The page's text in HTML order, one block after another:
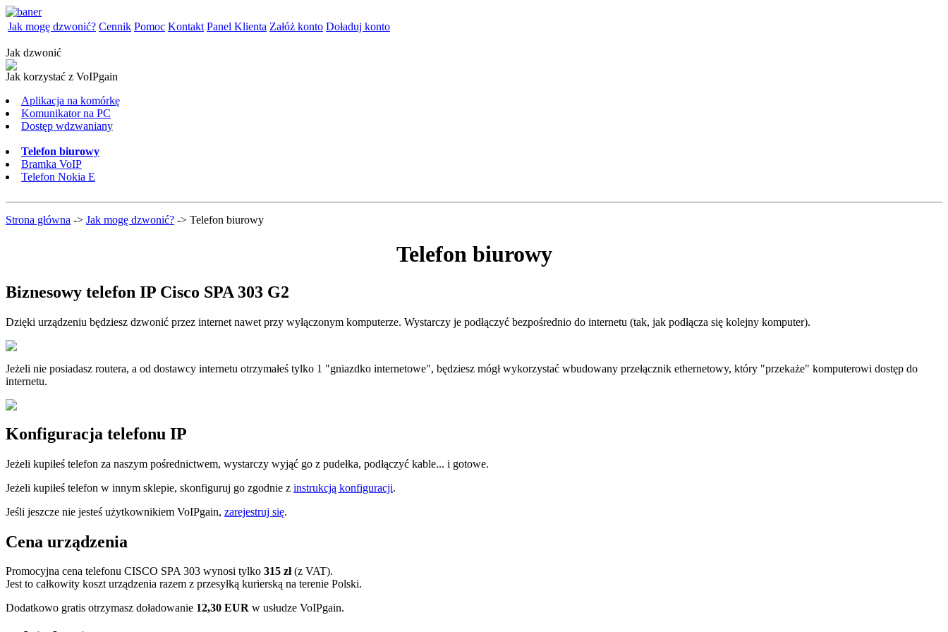
Jak mogę dzwonić? Cennik Pomoc Kontakt Panel Klienta Załóż konto Doładuj konto
Jak dzwonić
Jak korzystać z VoIPgain
Aplikacja na komórkę
Komunikator na PC
Dostęp wdzwaniany
Telefon biurowy
Bramka VoIP
Telefon Nokia E
Strona główna -> Jak mogę dzwonić? -> Telefon biurowy
Telefon biurowy
Biznesowy telefon IP Cisco SPA 303 G2
Dzięki urządzeniu będziesz dzwonić przez internet nawet przy wyłączonym komputerze. Wystarczy je podłączyć bezpośrednio do internetu (tak, jak podłącza się kolejny komputer).
Jeżeli nie posiadasz routera, a od dostawcy internetu otrzymałeś tylko 1 "gniazdko internetowe", będziesz mógł wykorzystać wbudowany przełącznik ethernetowy, który "przekaże" komputerowi dostęp do
internetu.
Konfiguracja telefonu IP
Jeżeli kupiłeś telefon za naszym pośrednictwem, wystarczy wyjąć go z pudełka, podłączyć kable... i gotowe.
Jeżeli kupiłeś telefon w innym sklepie, skonfiguruj go zgodnie z instrukcją konfiguracji.
Jeśli jeszcze nie jesteś użytkownikiem VoIPgain, zarejestruj się.
Cena urządzenia
Promocyjna cena telefonu CISCO SPA 303 wynosi tylko 315 zł(z VAT).
Jest to całkowity koszt urządzenia razem z przesyłką kurierską na terenie Polski.
Dodatkowo gratis otrzymasz doładowanie 12,30 EUR w usłudze VoIPgain.